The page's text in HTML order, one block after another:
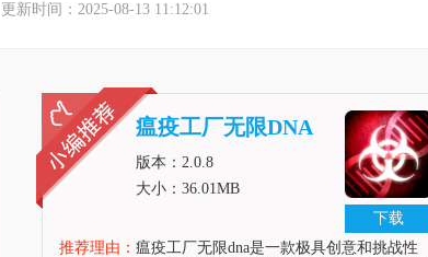
更新时间：2025-08-13 11:12:01
下载
瘟疫工厂无限DNA
版本：2.0.8
大小：36.01MB
推荐理由： 瘟疫工厂无限dna是一款极具创意和挑战性